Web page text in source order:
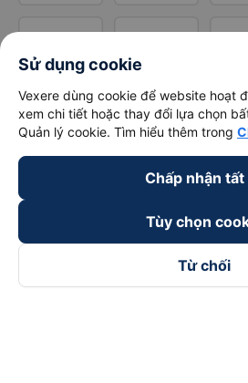
Sử dụng cookie
Vexere dùng cookie để website hoạt
xem chi tiết hoặc thay đổi lựa chọn
Quản lý cookie. Tìm hiểu thêm trong
Chấp nhận tất
Tùy chọn
Từ chối